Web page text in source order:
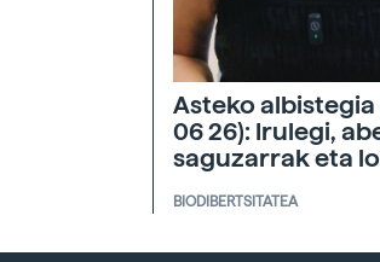
Asteko albistegia
06 26): Irulegi,
saguzarrak eta
BIODIBERTSITATEA